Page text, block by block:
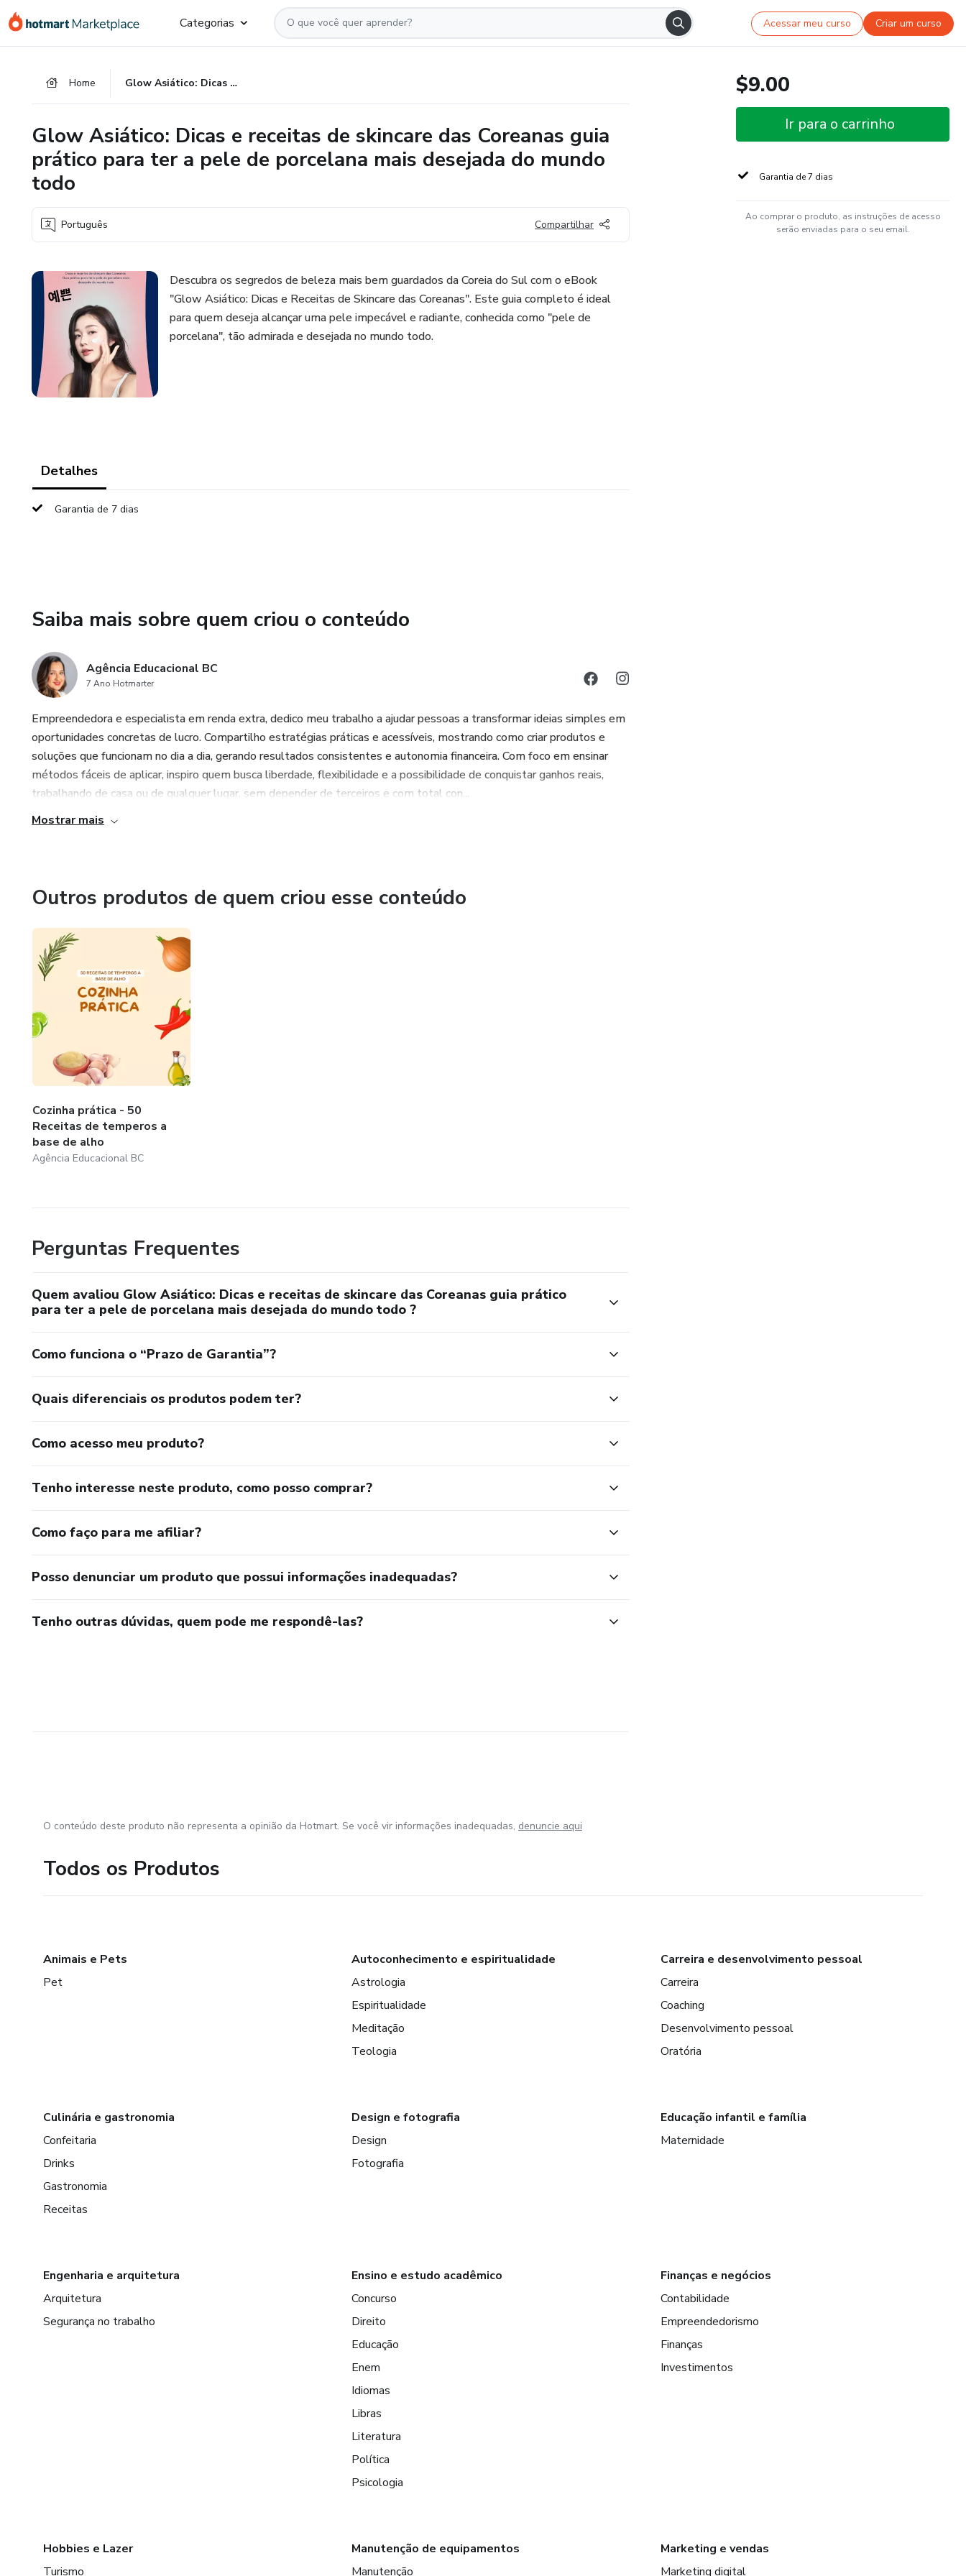
para
para
para
Categorias Acessar meu curso Criar um curso
Home Glow Asiático: Dicas e receitas de skincare das Coreanas guia prático para ter a pele de porcelana mais desejada do mundo todo
Glow Asiático: Dicas e receitas de skincare das Coreanas guia
prático para ter a pele de porcelana mais desejada do mundo
todo
Português Compartilhar
Descubra os segredos de beleza mais bem guardados da Coreia do Sul com o eBook
"Glow Asiático: Dicas e Receitas de Skincare das Coreanas". Este guia completo é ideal
para quem deseja alcançar uma pele impecável e radiante, conhecida como "pele de
porcelana", tão admirada e desejada no mundo todo.
Detalhes
Garantia de 7 dias
Saiba mais sobre quem criou o conteúdo
Agência Educacional BC
7 Ano Hotmarter
Empreendedora e especialista em renda extra, dedico meu trabalho a ajudar pessoas a transformar ideias simples em
oportunidades concretas de lucro. Compartilho estratégias práticas e acessíveis, mostrando como criar produtos e
soluções que funcionam no dia a dia, gerando resultados consistentes e autonomia financeira. Com foco em ensinar
métodos fáceis de aplicar, inspiro quem busca liberdade, flexibilidade e a possibilidade de conquistar ganhos reais,
trabalhando de casa ou de qualquer lugar, sem depender de terceiros e com total con...
Mostrar mais
Outros produtos de quem criou esse conteúdo
Cozinha prática - 50
Receitas de temperos a
base de alho
Agência Educacional BC
Perguntas Frequentes
Quem avaliou Glow Asiático: Dicas e receitas de skincare das Coreanas guia prático
para ter a pele de porcelana mais desejada do mundo todo ?
Como funciona o “Prazo de Garantia”?
Quais diferenciais os produtos podem ter?
Como acesso meu produto?
Tenho interesse neste produto, como posso comprar?
Como faço para me afiliar?
Posso denunciar um produto que possui informações inadequadas?
Tenho outras dúvidas, quem pode me respondê-las?
$9.00
Ir para o carrinho
Garantia de 7 dias
Ao comprar o produto, as instruções de acesso
serão enviadas para o seu email.
O conteúdo deste produto não representa a opinião da Hotmart. Se você vir informações inadequadas, denuncie aqui
Todos os Produtos
Animais e Pets
Pet
Autoconhecimento e espiritualidade
Astrologia
Espiritualidade
Meditação
Teologia
Carreira e desenvolvimento pessoal
Carreira
Coaching
Desenvolvimento pessoal
Oratória
Culinária e gastronomia
Confeitaria
Drinks
Gastronomia
Receitas
Design e fotografia
Design
Fotografia
Educação infantil e família
Maternidade
Engenharia e arquitetura
Arquitetura
Segurança no trabalho
Ensino e estudo acadêmico
Concurso
Direito
Educação
Enem
Idiomas
Libras
Literatura
Política
Psicologia
Finanças e negócios
Contabilidade
Empreendedorismo
Finanças
Investimentos
Hobbies e Lazer
Turismo
Manutenção de equipamentos
Manutenção
Marketing e vendas
Marketing digital